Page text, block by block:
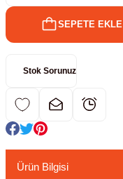
Hunileri
SEPETE EKLE
Stok Sorunuz
Ürün Bilgisi